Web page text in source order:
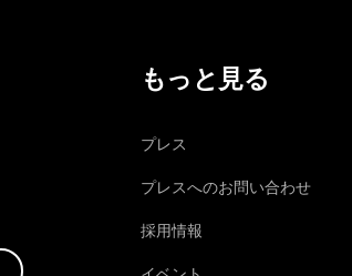
もっと見る
プレス
プレスへのお問い合わせ
採用情報